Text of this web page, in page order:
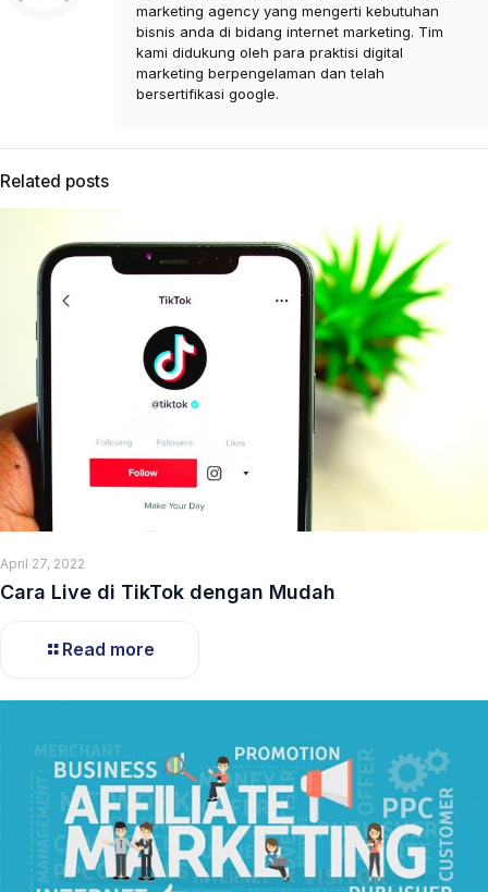
marketing agency yang mengerti kebutuhan
bisnis anda di bidang internet marketing. Tim
kami didukung oleh para praktisi digital
marketing berpengelaman dan telah
bersertifikasi google.
Related posts
April 27, 2022
Cara Live di TikTok dengan Mudah
Read more